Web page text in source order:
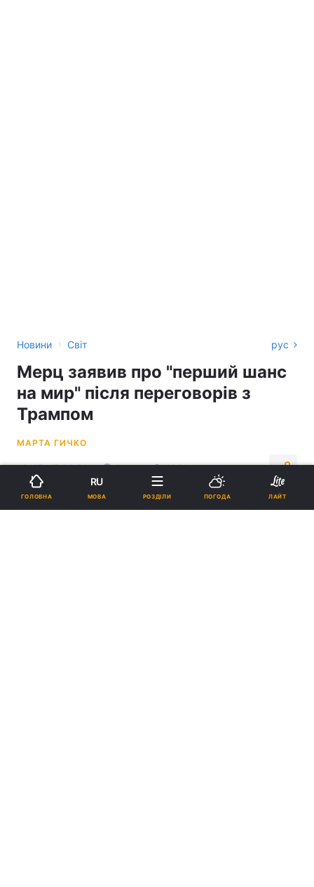
Новини › Світ рус
Мерц заявив про "перший шанс
на мир" після переговорів з
Трампом
МАРТА ГИЧКО
10:45, 17.06.26 2 хв. 1621
Підпишіться на нас в Google
ГОЛОВНА
RU
МОВА РОЗДІЛИ ПОГОДА ЛАЙТ